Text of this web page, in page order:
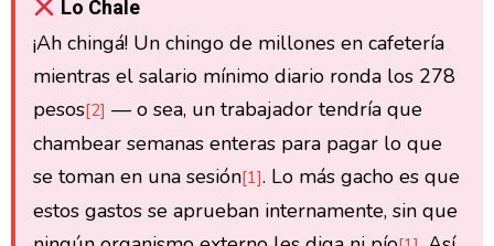
Lo Chale
¡Ah chingá! Un chingo de millones en cafetería
mientras el salario mínimo diario ronda los 278
pesos[2] — o sea, un trabajador tendría que
chambear semanas enteras para pagar lo que
se toman en una sesión[1]. Lo más gacho es que
estos gastos se aprueban internamente, sin que